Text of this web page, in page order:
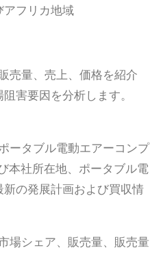
フリカ地域
売量、売上、価格を紹介
害要因を分析します。
ータブル電動エアーコンプ
本社所在地、ポータブル電
の発展計画および買収情
場シェア、販売量、販売量